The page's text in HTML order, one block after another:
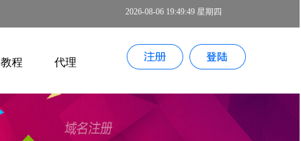
2026-08-06 19:49:50 星期四
教程 代理